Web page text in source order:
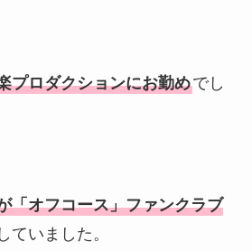
プロダクションにお勤めでし
「オフコース」ファンクラブ
ていました。